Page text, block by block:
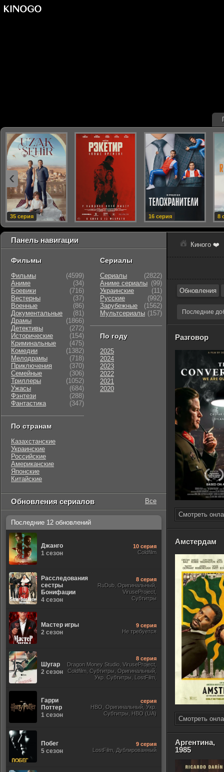
Киного ❤️
Обновления
Последние
Разговор
Смотреть
Амстердам
Смотреть
Аргентина,
1985
Панель навигации
Фильмы
Фильмы
(4599)
Аниме
(34)
Боевики
(716)
Вестерны
(37)
Военные
(86)
Документальные
(81)
Драмы
(1866)
Детективы
(272)
Исторические
(154)
Криминальные
(475)
Комедии
(1382)
Мелодрамы
(718)
Приключения
(370)
Семейные
(306)
Триллеры
(1052)
Ужасы
(684)
Фэнтези
(288)
Фантастика
(347)
По странам
Казахстанские
Украинские
Российские
Американские
Японские
Китайские
Сериалы
Сериалы
(2822)
Аниме сериалы (99)
Украинские
(11)
Русские
(992)
Зарубежные
(1562)
Мультсериалы (157)
По году
2025
2024
2023
2022
2021
2020
Обновления сериалов Все
Последние 12 обновлений
Джанго
1 сезон
10 серия
Coldfilm
Расследования
сестры
Бонифации
4 сезон
8 серия
RuDub, Оригинальный,
ViruseProject,
Субтитры
Мастер игры
2 сезон
9 серия
Не требуется
Шугар
2 сезон
8 серия
Dragon Money Studio, ViruseProject,
Coldfilm, Субтитры, Оригинальный,
Укр. Субтитры, LostFilm,
Гарри
Поттер
1 сезон
серия
HBO, Оригинальный, Укр.
Субтитры, HBO (UA)
Побег
5 сезон
9 серия
LostFilm, Дублированный
35 серия 16 серия 8
‹